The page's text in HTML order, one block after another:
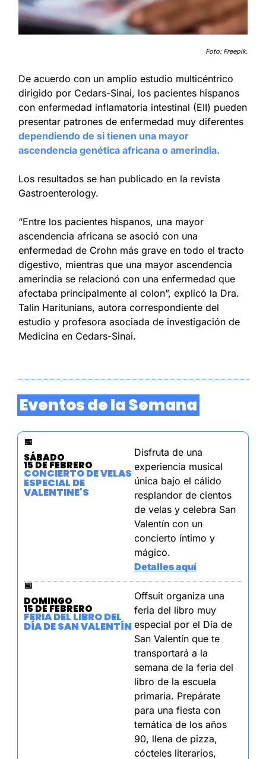
Foto: Freepik.
De acuerdo con un amplio estudio multicéntrico
dirigido por Cedars-Sinai, los pacientes hispanos
con enfermedad inflamatoria intestinal (EII) pueden
dependiendo de si tienen una mayor
ascendencia genética africana o amerindia.
Los resultados se han publicado en la revista
Gastroenterology.
“Entre los pacientes hispanos, una mayor
ascendencia africana se asoció con una
enfermedad de Crohn más grave en todo el tracto
digestivo, mientras que una mayor ascendencia
amerindia se relacionó con una enfermedad que
afectaba principalmente al colon”, explicó la Dra.
Talin Haritunians, autora correspondiente del
estudio y profesora asociada de investigación de
Medicina en Cedars-Sinai.
Eventos de la Semana
📅
SÁBADO
15 DE FEBRERO
CONCIERTO DE VELAS
ESPECIAL DE
VALENTINE'S
Disfruta de una
experiencia musical
única bajo el cálido
resplandor de cientos
de velas y celebra San
Valentín con un
concierto íntimo y
mágico.
Detalles aquí
📅
DOMINGO
15 DE FEBRERO
FERIA DEL LIBRO DEL
DÍA DE SAN VALENTÍN
Offsuit organiza una
feria del libro muy
especial por el Día de
San Valentín que te
transportará a la
semana de la feria del
libro de la escuela
primaria. Prepárate
para una fiesta con
temática de los años
90, llena de pizza,
cócteles literarios,